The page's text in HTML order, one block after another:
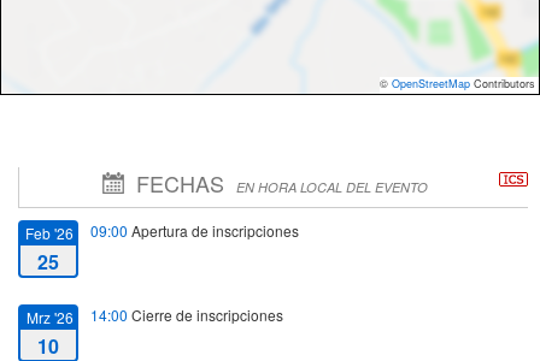
© OpenStreetMap Contributors
FECHAS EN HORA LOCAL DEL EVENTO
Feb '26
25
09:00 Apertura de inscripciones
Mrz '26
10
14:00 Cierre de inscripciones